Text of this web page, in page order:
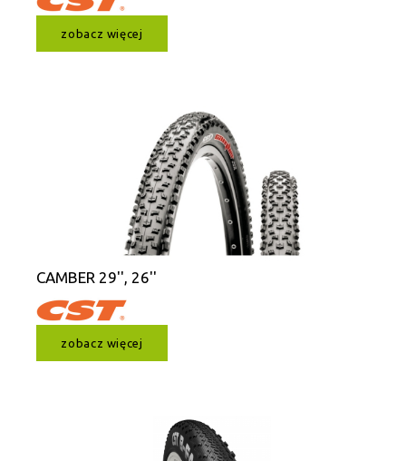
zobacz więcej
CAMBER 29'', 26''
zobacz więcej